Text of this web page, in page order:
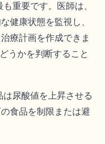
も重要です。医師は、
健康状態を監視し、
療計画を作成できま
うかを判断すること
は尿酸値を上昇させる
食品を制限または避